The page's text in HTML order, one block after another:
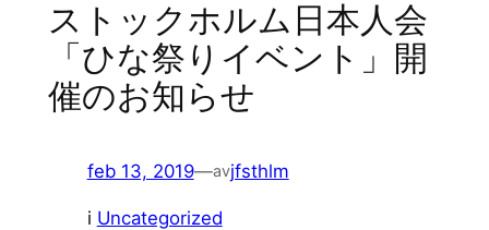
ストックホルム日本人会
「ひな祭りイベント」開
催のお知らせ
feb 13, 2019—avjfsthlm
i Uncategorized